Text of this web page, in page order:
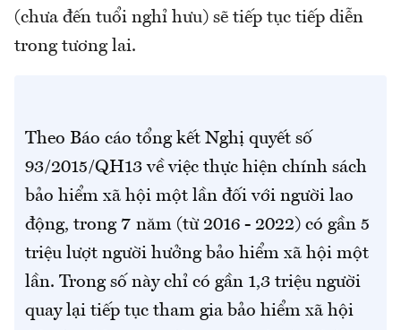
(chưa đến tuổi nghỉ hưu) sẽ tiếp tục tiếp diễn
trong tương lai.
Theo Báo cáo tổng kết Nghị quyết số
93/2015/QH13 về việc thực hiện chính sách
bảo hiểm xã hội một lần đối với người lao
động, trong 7 năm (từ 2016 - 2022) có gần 5
triệu lượt người hưởng bảo hiểm xã hội một
lần. Trong số này chỉ có gần 1,3 triệu người
quay lại tiếp tục tham gia bảo hiểm xã hội